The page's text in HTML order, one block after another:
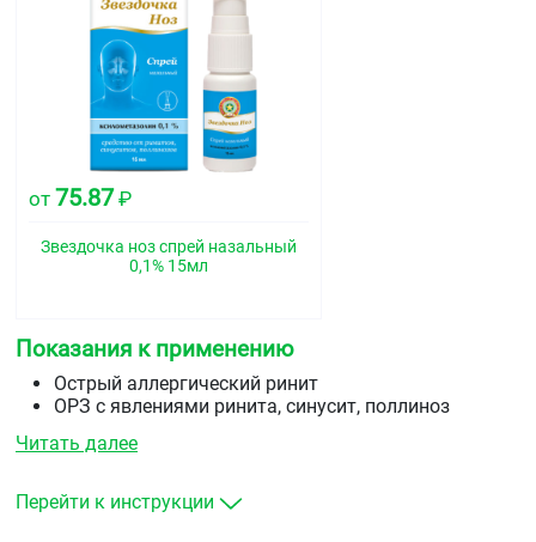
от 75.87 ₽
Звездочка ноз спрей назальный
0,1% 15мл
Показания к применению
Острый аллергический ринит
ОРЗ с явлениями ринита, синусит, поллиноз
оболочки носоглотки).
манипуляциям в носовых ходах.
Читать далее
Перейти к инструкции